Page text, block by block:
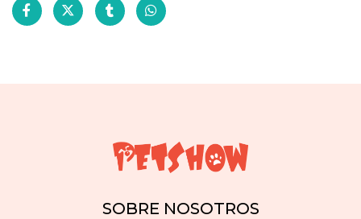
SOBRE NOSOTROS